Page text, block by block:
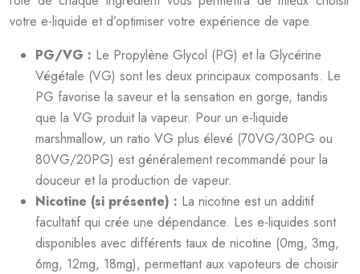
votre e-liquide et d’optimiser votre expérience de vape.
PG/VG : Le Propylène Glycol (PG) et la Glycérine
Végétale (VG) sont les deux principaux composants. Le
PG favorise la saveur et la sensation en gorge, tandis
que la VG produit la vapeur. Pour un e-liquide
marshmallow, un ratio VG plus élevé (70VG/30PG ou
80VG/20PG) est généralement recommandé pour la
douceur et la production de vapeur.
Nicotine (si présente) : La nicotine est un additif
facultatif qui crée une dépendance. Les e-liquides sont
disponibles avec différents taux de nicotine (0mg, 3mg,
6mg, 12mg, 18mg), permettant aux vapoteurs de choisir